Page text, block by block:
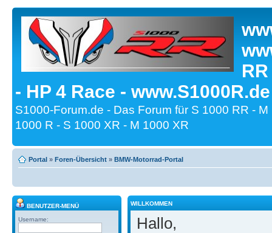
- HP 4 Race -
S1000-Forum.de - Das Forum für S 1000 RR -
1000 R - S 1000 XR - M 1000 XR
Portal » Foren-Übersicht » BMW-Motorrad-Portal
BENUTZER-MENÜ
Username:
WILLKOMMEN
Hallo,